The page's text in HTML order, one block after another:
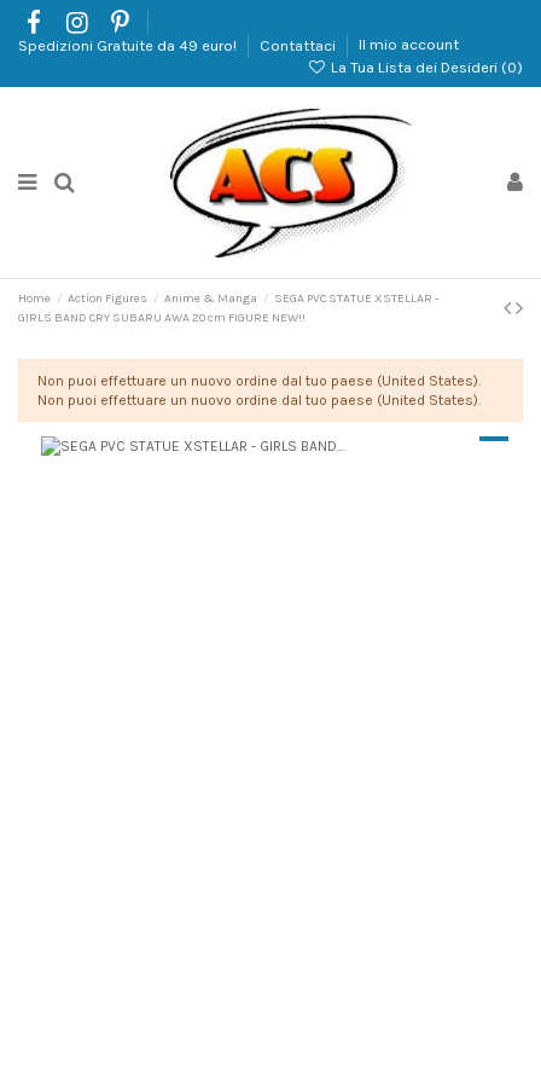
Spedizioni Gratuite da 49 euro! Contattaci
Il mio account
La Tua Lista dei Desideri (0)
Home Action Figures Anime & Manga
SEGA PVC STATUE XSTELLAR -
GIRLS BAND CRY SUBARU AWA 20 cm FIGURE NEW!!
Non puoi effettuare un nuovo ordine dal tuo paese (United States).
Non puoi effettuare un nuovo ordine dal tuo paese (United States).